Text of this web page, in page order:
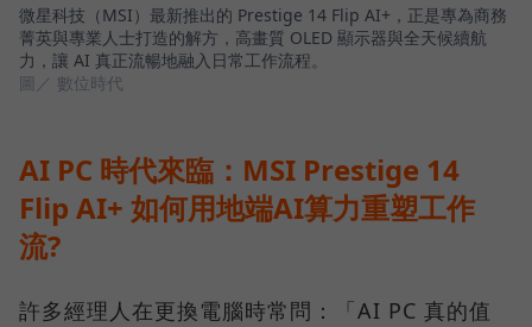
微星科技（MSI）最新推出的 Prestige 14 Flip AI+，正是專為商務
菁英與專業人士打造的解方，高畫質 OLED 顯示器與全天候續航
力，讓 AI 真正流暢地融入日常工作流程。
圖／ 數位時代
AI PC 時代來臨：MSI Prestige 14
Flip AI+ 如何用地端AI算力重塑工作
流?
許多經理人在更換電腦時常問：「AI PC 真的值